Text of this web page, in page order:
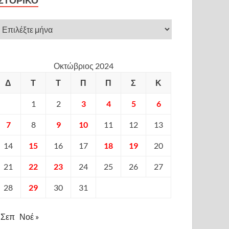
Οκτώβριος 2024
Δ
Τ Τ Π Π Σ Κ
1 2 3 4 5 6
7 8 9 10 11 12 13
14 15 16 17 18 19 20
21 22 23 24 25 26 27
28 29 30 31
Σεπ Νοέ »